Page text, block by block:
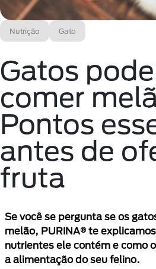
Nutrição Gato
Gatos
comer
Pontos
antes de
fruta
Se você se pergunta se os
melão, PURINA® te
nutrientes ele contém e como
a alimentação do seu felino.